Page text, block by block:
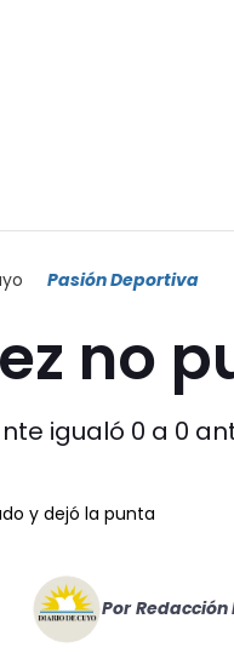
Pasión Deportiva
no
igualó 0 a 0
y dejó la punta
Por Redacción